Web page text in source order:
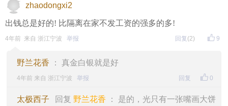
zhaodongxi2
出钱总是好的! 比隔离在家不发工资的强多的多!
9
4年前 来自 浙江宁波 举报 回复 (2)
野兰花香 ： 真金白银就是好
0
4年前 来自 浙江宁波 举报 回复
太极西子 回复 野兰花香 ： 是的，光只有一张嘴画大饼